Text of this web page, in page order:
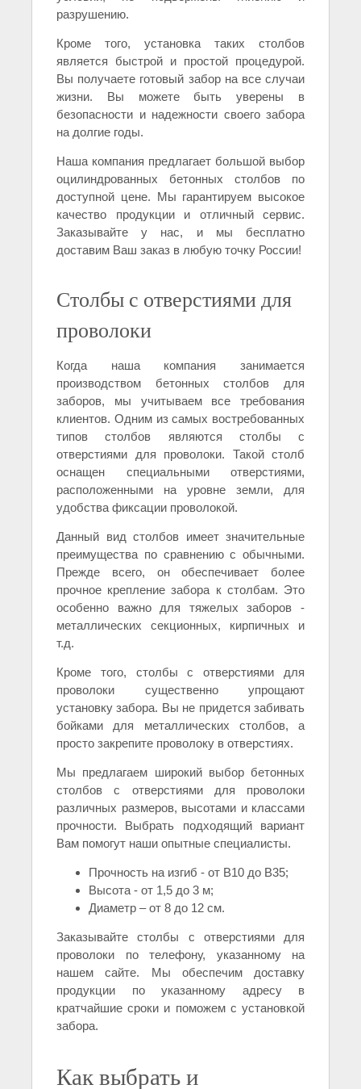
разрушению.
Кроме того, установка таких столбов
является быстрой и простой процедурой.
Вы получаете готовый забор на все случаи
жизни. Вы можете быть уверены в
безопасности и надежности своего забора
на долгие годы.
Наша компания предлагает большой выбор
оцилиндрованных бетонных столбов по
доступной цене. Мы гарантируем высокое
качество продукции и отличный сервис.
Заказывайте у нас, и мы бесплатно
доставим Ваш заказ в любую точку России!
Столбы с отверстиями для
проволоки
Когда наша компания занимается
производством бетонных столбов для
заборов, мы учитываем все требования
клиентов. Одним из самых востребованных
типов столбов являются столбы с
отверстиями для проволоки. Такой столб
оснащен специальными отверстиями,
расположенными на уровне земли, для
удобства фиксации проволокой.
Данный вид столбов имеет значительные
преимущества по сравнению с обычными.
Прежде всего, он обеспечивает более
прочное крепление забора к столбам. Это
особенно важно для тяжелых заборов -
металлических секционных, кирпичных и
т.д.
Кроме того, столбы с отверстиями для
проволоки существенно упрощают
установку забора. Вы не придется забивать
бойками для металлических столбов, а
просто закрепите проволоку в отверстиях.
Мы предлагаем широкий выбор бетонных
столбов с отверстиями для проволоки
различных размеров, высотами и классами
прочности. Выбрать подходящий вариант
Вам помогут наши опытные специалисты.
Прочность на изгиб - от B10 до В35;
Высота - от 1,5 до 3 м;
Диаметр – от 8 до 12 см.
Заказывайте столбы с отверстиями для
проволоки по телефону, указанному на
нашем сайте. Мы обеспечим доставку
продукции по указанному адресу в
кратчайшие сроки и поможем с установкой
забора.
Как выбрать и